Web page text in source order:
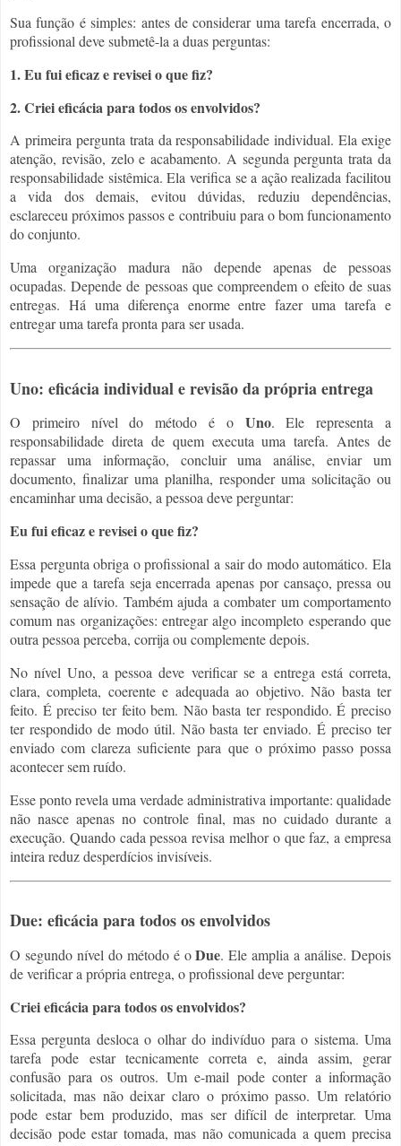
Sua função é simples: antes de considerar uma tarefa encerrada, o
profissional deve submetê-la a duas perguntas:
1. Eu fui eficaz e revisei o que fiz?
2. Criei eficácia para todos os envolvidos?
A primeira pergunta trata da responsabilidade individual. Ela exige
atenção, revisão, zelo e acabamento. A segunda pergunta trata da
responsabilidade sistêmica. Ela verifica se a ação realizada facilitou
a vida dos demais, evitou dúvidas, reduziu dependências,
esclareceu próximos passos e contribuiu para o bom funcionamento
do conjunto.
Uma organização madura não depende apenas de pessoas
ocupadas. Depende de pessoas que compreendem o efeito de suas
entregas. Há uma diferença enorme entre fazer uma tarefa e
entregar uma tarefa pronta para ser usada.
Uno: eficácia individual e revisão da própria entrega
O primeiro nível do método é o Uno. Ele representa a
responsabilidade direta de quem executa uma tarefa. Antes de
repassar uma informação, concluir uma análise, enviar um
documento, finalizar uma planilha, responder uma solicitação ou
encaminhar uma decisão, a pessoa deve perguntar:
Eu fui eficaz e revisei o que fiz?
Essa pergunta obriga o profissional a sair do modo automático. Ela
impede que a tarefa seja encerrada apenas por cansaço, pressa ou
sensação de alívio. Também ajuda a combater um comportamento
comum nas organizações: entregar algo incompleto esperando que
outra pessoa perceba, corrija ou complemente depois.
No nível Uno, a pessoa deve verificar se a entrega está correta,
clara, completa, coerente e adequada ao objetivo. Não basta ter
feito. É preciso ter feito bem. Não basta ter respondido. É preciso
ter respondido de modo útil. Não basta ter enviado. É preciso ter
enviado com clareza suficiente para que o próximo passo possa
acontecer sem ruído.
Esse ponto revela uma verdade administrativa importante: qualidade
não nasce apenas no controle final, mas no cuidado durante a
execução. Quando cada pessoa revisa melhor o que faz, a empresa
inteira reduz desperdícios invisíveis.
Due: eficácia para todos os envolvidos
O segundo nível do método é oDue. Ele amplia a análise. Depois
de verificar a própria entrega, o profissional deve perguntar:
Criei eficácia para todos os envolvidos?
Essa pergunta desloca o olhar do indivíduo para o sistema. Uma
tarefa pode estar tecnicamente correta e, ainda assim, gerar
confusão para os outros. Um e-mail pode conter a informação
solicitada, mas não deixar claro o próximo passo. Um relatório
pode estar bem produzido, mas ser difícil de interpretar. Uma
decisão pode estar tomada, mas não comunicada a quem precisa